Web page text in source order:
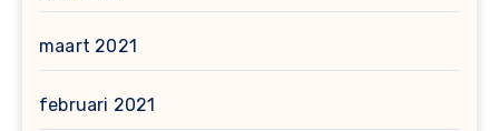
maart 2021
februari 2021